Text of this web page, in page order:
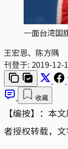
一面台湾国
王宏恩、陈方隅
刊登于: 2019-12-
收藏
【编按】：本
者授权转载，文